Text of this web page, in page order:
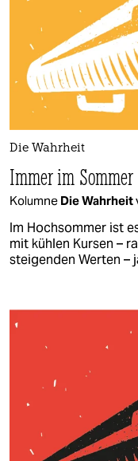
Die Wahrheit
Immer im Sommer
Kolumne Die Wahrheit
Im Hochsommer ist
mit kühlen Kursen –
steigenden Werten –